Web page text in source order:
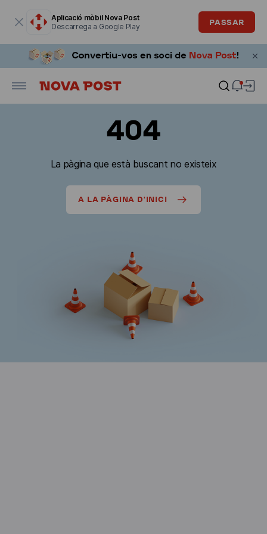
Aplicació mòbil Nova Post
Descarrega a Google Play
PASSAR
404
La pàgina que està buscant no existeix
A LA PÀGINA D'INICI